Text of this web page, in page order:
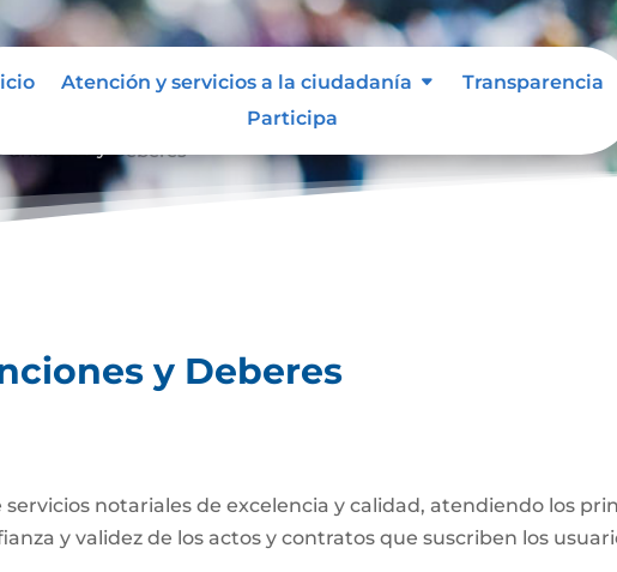
Atención y servicios a la ciudadanía
Transparencia
Participa
y Deberes
y Deberes
notariales de excelencia y calidad, atendiendo los
y validez de los actos y contratos que suscriben los